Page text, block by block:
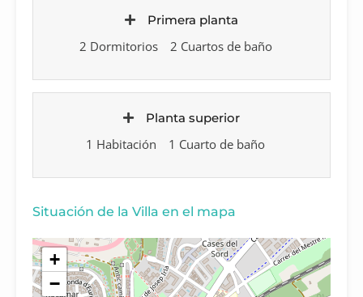
Primera planta
2 Dormitorios 2 Cuartos de baño
Planta superior
1 Habitación 1 Cuarto de baño
Situación de la Villa en el mapa
+
−